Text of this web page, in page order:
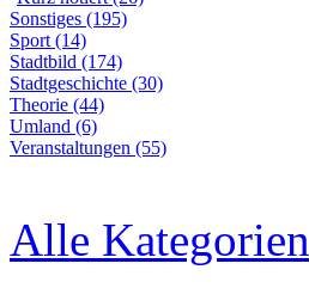
Sonstiges (195)
Sport (14)
Stadtbild (174)
Stadtgeschichte (30)
Theorie (44)
Umland (6)
Veranstaltungen (55)
Alle Kategorien